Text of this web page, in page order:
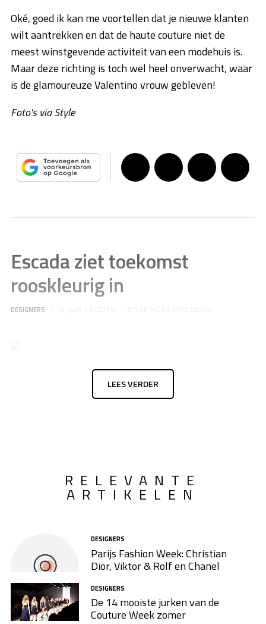
Oké, goed ik kan me voortellen dat je nieuwe klanten
wilt aantrekken en dat de haute couture niet de
meest winstgevende activiteit van een modehuis is.
Maar deze richting is toch wel heel onverwacht, waar
is de glamoureuze Valentino vrouw gebleven!
Foto's via Style
Escada ziet toekomst
rooskleurig in
DESIGNERS
LEES VERDER
RELEVANTE
ARTIKELEN
DESIGNERS
Parijs Fashion Week: Christian
Dior, Viktor & Rolf en Chanel
DESIGNERS
De 14 mooiste jurken van de
Couture Week zomer